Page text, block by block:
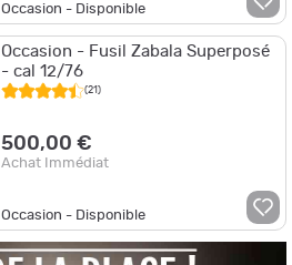
Occasion - Disponible
Occasion - Fusil Zabala Superposé
- cal 12/76
(21)
500,00 €
Achat Immédiat
Occasion - Disponible